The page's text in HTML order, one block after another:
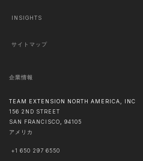
INSIGHTS
サイトマップ
企業情報
TEAM EXTENSION NORTH AMERICA, INC
156 2ND STREET
SAN FRANCISCO
94105
アメリカ
+1 650 297 6550